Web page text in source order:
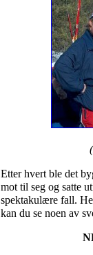
Etter hvert ble det
mot til seg og satte
spektakulære fall.
kan du se noen av